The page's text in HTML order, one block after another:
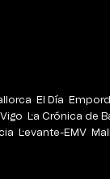
El Día
La Crónica de
Levante-EMV